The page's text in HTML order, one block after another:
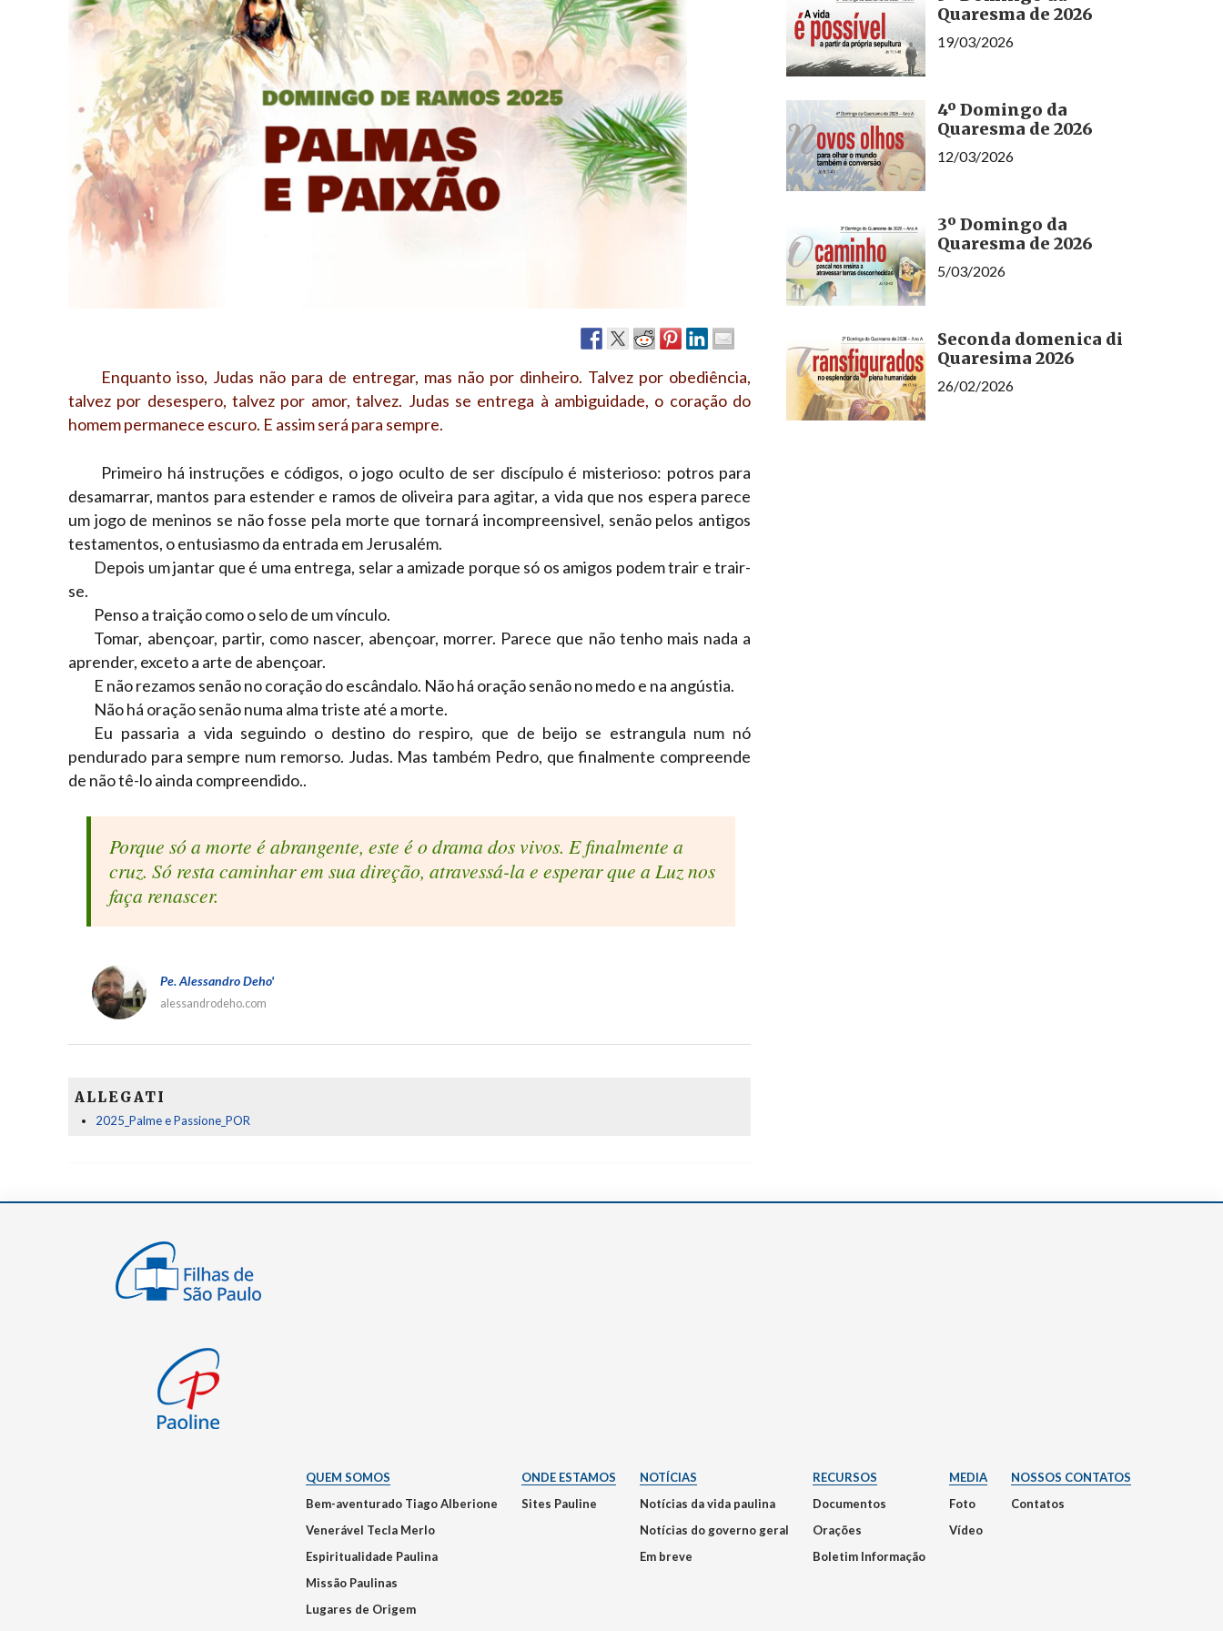
Narzole
San Lorenzo di Fossano
Susa
Enquanto isso, Judas não para de entregar, mas não por dinheiro. Talvez por obediência,
talvez por desespero, talvez por amor, talvez. Judas se entrega à ambiguidade, o coração do
homem permanece escuro. E assim será para sempre.
Primeiro há instruções e códigos, o jogo oculto de ser discípulo é misterioso: potros para
desamarrar, mantos para estender e ramos de oliveira para agitar, a vida que nos espera parece
um jogo de meninos se não fosse pela morte que tornará incompreensivel, senão pelos antigos
testamentos, o entusiasmo da entrada em Jerusalém.
Depois um jantar que é uma entrega, selar a amizade porque só os amigos podem trair e trair-
se.
Penso a traição como o selo de um vínculo.
Tomar, abençoar, partir, como nascer, abençoar, morrer. Parece que não tenho mais nada a
aprender, exceto a arte de abençoar.
E não rezamos senão no coração do escândalo. Não há oração senão no medo e na angústia.
Não há oração senão numa alma triste até a morte.
Eu passaria a vida seguindo o destino do respiro, que de beijo se estrangula num nó
pendurado para sempre num remorso. Judas. Mas também Pedro, que finalmente compreende
de não tê-lo ainda compreendido..
Porque só a morte é abrangente, este é o drama dos vivos. E finalmente a
cruz. Só resta caminhar em sua direção, atravessá-la e esperar que a Luz nos
faça renascer.
Pe. Alessandro Deho'
alessandrodeho.com
ALLEGATI
2025_Palme e Passione_POR
Quaresma de 2026
19/03/2026
4º Domingo da
Quaresma de 2026
12/03/2026
3º Domingo da
Quaresma de 2026
5/03/2026
Seconda domenica di
Quaresima 2026
26/02/2026
QUEM SOMOS
Bem-aventurado Tiago Alberione
Venerável Tecla Merlo
Espiritualidade Paulina
Missão Paulinas
Lugares de Origem
ONDE ESTAMOS
Sites Pauline
NOTÍCIAS
Notícias da vida paulina
Notícias do governo geral
Em breve
RECURSOS
Documentos
Orações
Boletim Informação
MEDIA
Foto
Vídeo
NOSSOS CONTATOS
Contatos